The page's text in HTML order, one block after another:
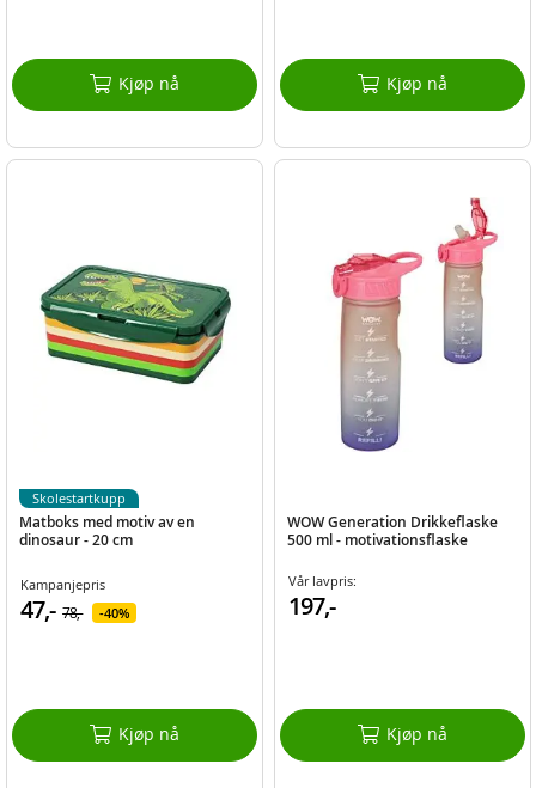
Kjøp nå Kjøp nå
Matboks med motiv av en
dinosaur - 20 cm
Kampanjepris
47,- 78,- 40%
Kjøp nå
Skolestartkupp
WOW Generation Drikkeflaske
500 ml - motivationsflaske
Vår lavpris:
197,-
Kjøp nå